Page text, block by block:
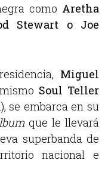
como Aretha
Stewart o Joe
Miguel
Soul Teller
se embarca en su
que le llevará
superbanda de
nacional e